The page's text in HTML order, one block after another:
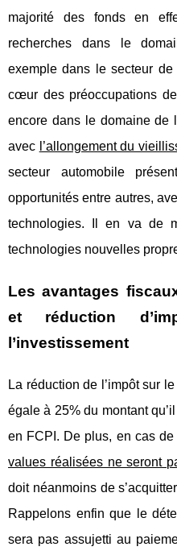
majorité des fonds en
recherches dans le
exemple dans le secteur de
cœur des préoccupations
encore dans le domaine de
avec l’allongement du
secteur automobile
opportunités entre autres,
technologies. Il en va de
technologies nouvelles
Les avantages
et réduction
l’investissement
La réduction de l’impôt sur
égale à 25% du montant
en FCPI. De plus, en cas de
values réalisées ne seront
doit néanmoins de
Rappelons enfin que le
sera pas assujetti au